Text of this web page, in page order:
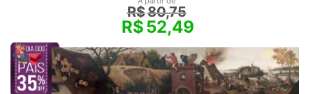
R$80,75
R$52,49